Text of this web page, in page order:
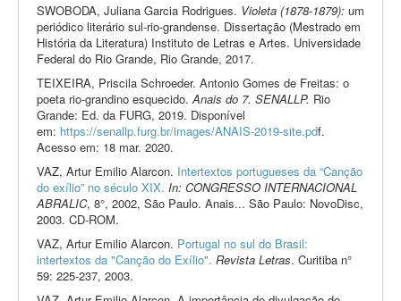
SWOBODA, Juliana Garcia Rodrigues. Violeta (1878-1879): um
periódico literário sul-rio-grandense. Dissertação (Mestrado em
História da Literatura) Instituto de Letras e Artes. Universidade
Federal do Rio Grande, Rio Grande, 2017.
TEIXEIRA, Priscila Schroeder. Antonio Gomes de Freitas: o
poeta rio-grandino esquecido. Anais do 7. SENALLP. Rio
Grande: Ed. da FURG, 2019. Disponível
em: https://senallp.furg.br/images/ANAIS-2019-site.pdf.
Acesso em: 18 mar. 2020.
VAZ, Artur Emilio Alarcon. Intertextos portugueses da “Canção
do exílio” no século XIX. In: CONGRESSO INTERNACIONAL
ABRALIC, 8°, 2002, São Paulo. Anais... São Paulo: NovoDisc,
2003. CD-ROM.
VAZ, Artur Emilio Alarcon. Portugal no sul do Brasil:
intertextos da "Canção do Exílio". Revista Letras. Curitiba n°
59: 225-237, 2003.